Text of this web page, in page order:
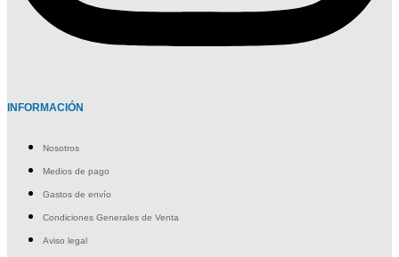
INFORMACIÓN
Nosotros
Medios de pago
Gastos de envío
Condiciones Generales de Venta
Aviso legal